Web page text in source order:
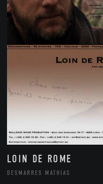
LOIN DE ROME
DESMARRES MATHIAS